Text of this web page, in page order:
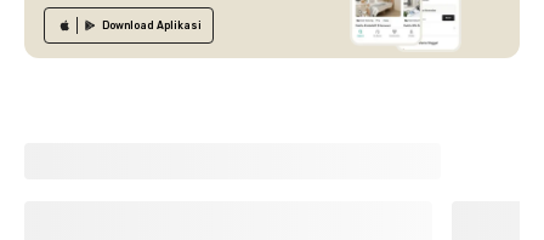
Download Aplikasi